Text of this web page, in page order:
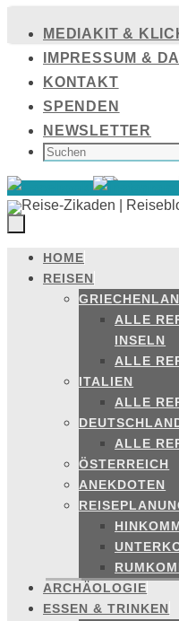
Inhalt
springen
MEDIAKIT &
IMPRESSUM &
KONTAKT
SPENDEN
NEWSLETTER
SUCHEN
NACH:
Zum
Inhalt
springen
HOME
REISEN
ALLE
INSELN
ALLE
ITALIEN
ALLE
ALLE
ÖSTERREICH
ANEKDOTEN
ARCHÄOLOGIE
ESSEN & TRINKEN